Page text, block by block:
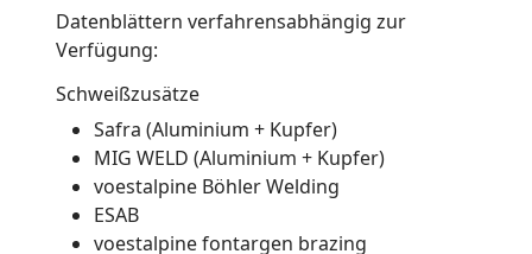
Datenblättern verfahrensabhängig zur
Verfügung:
Schweißzusätze
Safra (Aluminium + Kupfer)
MIG WELD (Aluminium + Kupfer)
voestalpine Böhler Welding
ESAB
voestalpine fontargen brazing